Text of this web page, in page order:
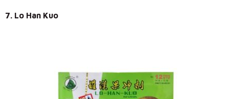
7. Lo Han Kuo